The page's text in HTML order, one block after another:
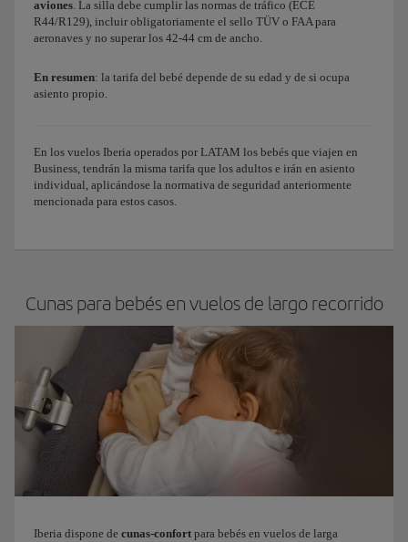
aviones. La silla debe cumplir las normas de tráfico (ECE
R44/R129), incluir obligatoriamente el sello TÜV o FAA para
aeronaves y no superar los 42-44 cm de ancho.
En resumen: la tarifa del bebé depende de su edad y de si ocupa
asiento propio.
En los vuelos Iberia operados por LATAM los bebés que viajen en
Business, tendrán la misma tarifa que los adultos e irán en asiento
individual, aplicándose la normativa de seguridad anteriormente
mencionada para estos casos.
Cunas para bebés en vuelos de largo recorrido
Iberia dispone de cunas-confort para bebés en vuelos de larga